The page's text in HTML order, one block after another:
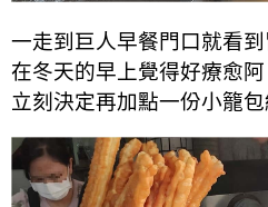
一走到巨人早餐門口就看
在冬天的早上覺得好療愈阿
立刻決定再加點一份小籠